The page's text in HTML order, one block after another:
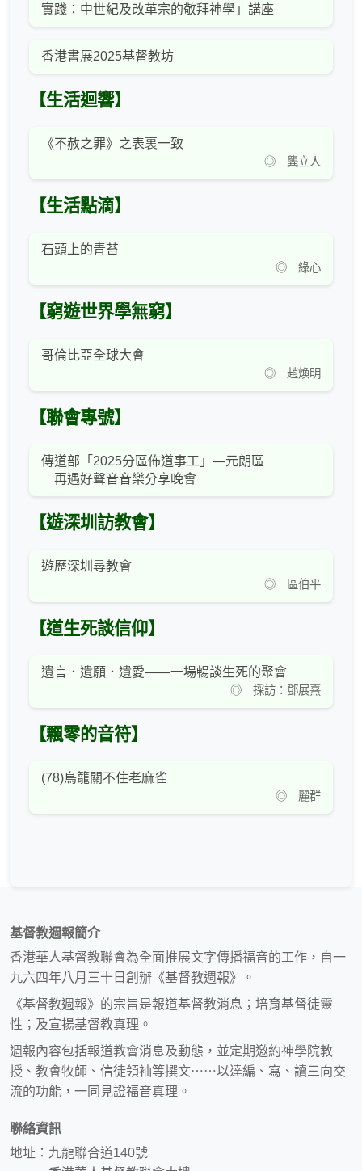
實踐：中世紀及改革宗的敬拜神學」講座
香港書展2025基督教坊
【生活迴響】
《不赦之罪》之表裏一致
◎ 龔立人
【生活點滴】
石頭上的青苔
◎ 綠心
【窮遊世界學無窮】
哥倫比亞全球大會
◎ 趙煥明
【聯會專號】
傳道部「2025分區佈道事工」—元朗區
再遇好聲音音樂分享晚會
【遊深圳訪教會】
遊歷深圳尋教會
◎ 區伯平
【道生死談信仰】
遺言．遺願．遺愛——一場暢談生死的聚會
◎ 採訪：鄧展熹
【飄零的音符】
(78)鳥籠關不住老麻雀
◎ 麗群
基督教週報簡介
香港華人基督教聯會為全面推展文字傳播福音的工作，自一
九六四年八月三十日創辦《基督教週報》。
《基督教週報》的宗旨是報道基督教消息；培育基督徒靈
性；及宣揚基督教真理。
週報內容包括報道教會消息及動態，並定期邀約神學院教
授、教會牧師、信徒領袖等撰文⋯⋯以達編、寫、讀三向交
流的功能，一同見證福音真理。
聯絡資訊
地址：九龍聯合道140號